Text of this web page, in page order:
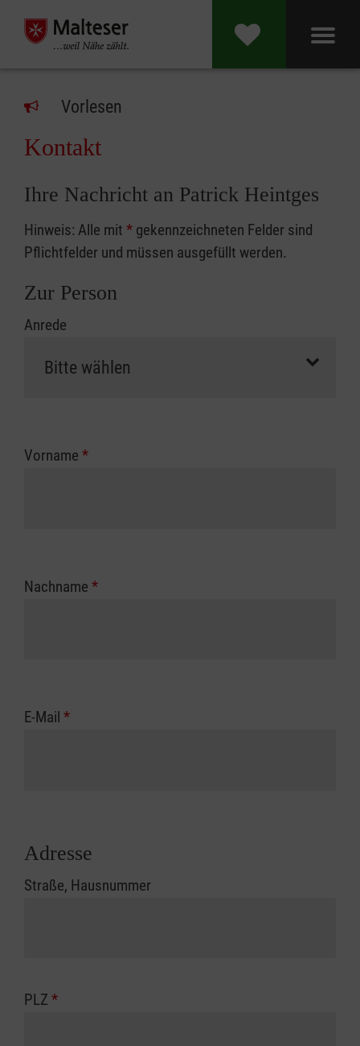
Vorlesen
Kontakt
Ihre Nachricht an Patrick Heintges
Hinweis: Alle mit * gekennzeichneten Felder sind
Pflichtfelder und müssen ausgefüllt werden.
Zur Person
Anrede
Vorname *
Nachname *
E-Mail *
Adresse
Straße, Hausnummer
PLZ *